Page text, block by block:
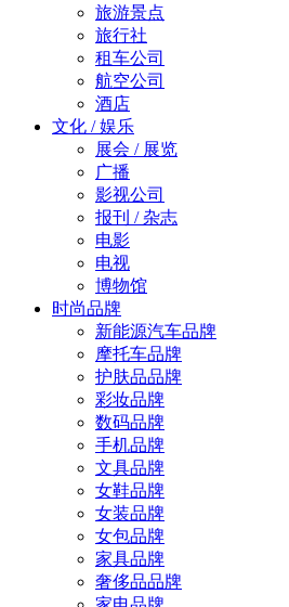
旅游景点
旅行社
租车公司
航空公司
酒店
文化 / 娱乐
展会 / 展览
广播
影视公司
报刊 / 杂志
电影
电视
博物馆
时尚品牌
新能源汽车品牌
摩托车品牌
护肤品品牌
彩妆品牌
数码品牌
手机品牌
文具品牌
女鞋品牌
女装品牌
女包品牌
家具品牌
奢侈品品牌